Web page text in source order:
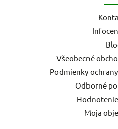
Všeobecné
Podmienky
Odborné
Moja